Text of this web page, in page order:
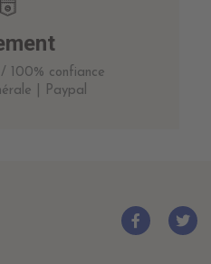
100% confiance
| Paypal